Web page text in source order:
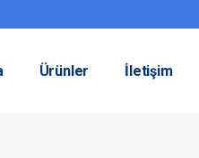
Ürünler İletişim